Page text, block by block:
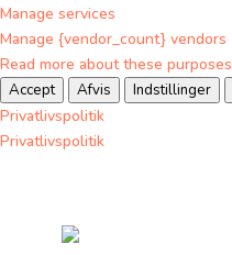
Manage services
Manage {vendor_count} vendors
Read more about these purposes
Accept Afvis Indstillinger
Privatlivspolitik
Privatlivspolitik